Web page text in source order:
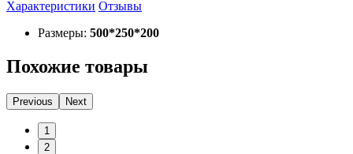
Характеристики Отзывы
Размеры: 500*250*200
Похожие товары
Previous Next
1
2